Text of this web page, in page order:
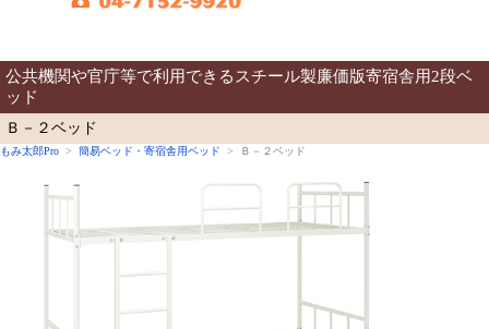
公共機関や官庁等で利用できるスチール製廉価版寄宿舎用2段ベ
ッド
Ｂ－２ベッド
もみ太郎Pro > 簡易ベッド・寄宿舎用ベッド > Ｂ－２ベッド